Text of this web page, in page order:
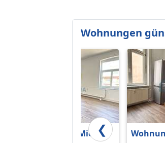
Wohnungen
❮
Wohnung zum Mieten